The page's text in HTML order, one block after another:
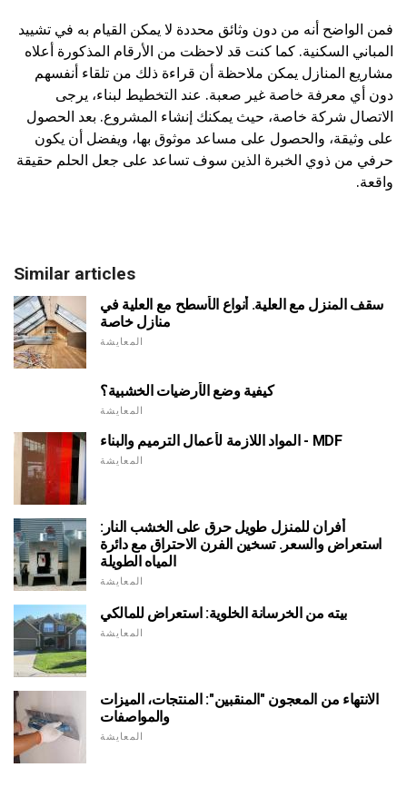
فمن الواضح أنه من دون وثائق محددة لا يمكن القيام به في تشييد
المباني السكنية. كما كنت قد لاحظت من الأرقام المذكورة أعلاه
مشاريع المنازل يمكن ملاحظة أن قراءة ذلك من تلقاء أنفسهم
دون أي معرفة خاصة غير صعبة. عند التخطيط لبناء، يرجى
الاتصال شركة خاصة، حيث يمكنك إنشاء المشروع. بعد الحصول
على وثيقة، والحصول على مساعد موثوق بها، ويفضل أن يكون
حرفي من ذوي الخبرة الذين سوف تساعد على جعل الحلم حقيقة
واقعة.
Similar articles
سقف المنزل مع العلية. أنواع الأسطح مع العلية في
منازل خاصة
المعايشة
كيفية وضع الأرضيات الخشبية؟
المعايشة
المواد اللازمة لأعمال الترميم والبناء - MDF
المعايشة
أفران للمنزل طويل حرق على الخشب النار:
استعراض والسعر. تسخين الفرن الاحتراق مع دائرة
المياه الطويلة
المعايشة
بيته من الخرسانة الخلوية: استعراض للمالكي
المعايشة
الانتهاء من المعجون "المنقبين": المنتجات، الميزات
والمواصفات
المعايشة